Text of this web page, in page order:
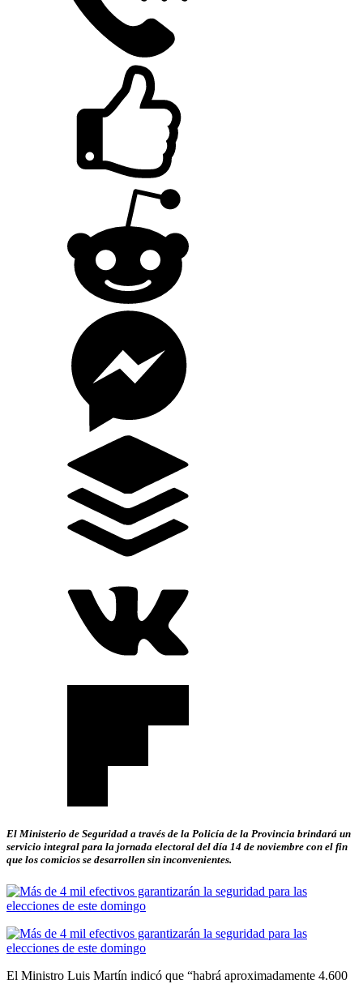
El Ministerio de Seguridad a través de la Policía de la Provincia brindará un
servicio integral para la jornada electoral del día 14 de noviembre con el fin
que los comicios se desarrollen sin inconvenientes.
El Ministro Luis Martín indicó que “habrá aproximadamente 4.600